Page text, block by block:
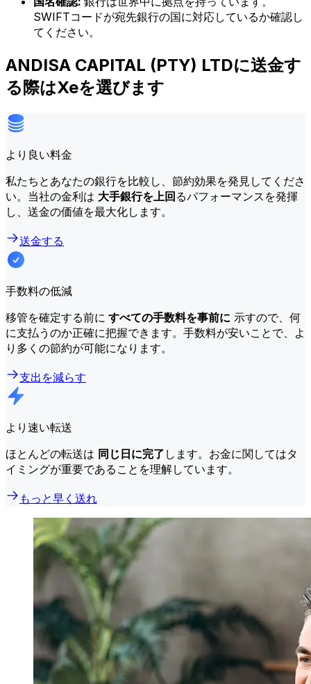
SWIFTコードが宛先銀行の国に対応しているか確認し
てください。
ANDISA CAPITAL (PTY) LTDに送金す
る際はXeを選びます
より良い料金
私たちとあなたの銀行を比較し、節約効果を発見してくださ
い。当社の金利は 大手銀行を上回るパフォーマンスを発揮
し、送金の価値を最大化します。
送金する
手数料の低減
移管を確定する前に すべての手数料を事前に 示すので、何
に支払うのか正確に把握できます。手数料が安いことで、よ
り多くの節約が可能になります。
支出を減らす
より速い転送
ほとんどの転送は 同じ日に完了 します。お金に関してはタ
イミングが重要であることを理解しています。
もっと早く送れ